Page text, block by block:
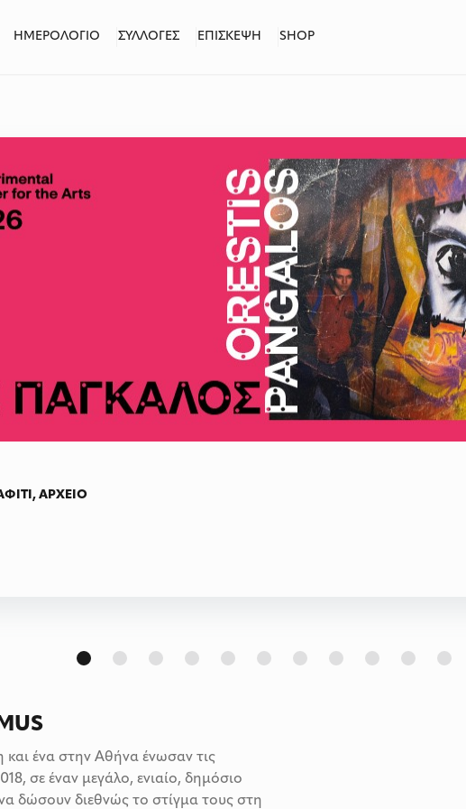
ΗΜΕΡΟΛΟΓΙΟ ΣΥΛΛΟΓΕΣ ΕΠΙΣΚΕΨΗ SHOP
ΑΡΧΕΙΟ
και ένα στην Αθήνα ένωσαν τις
σε έναν μεγάλο, ενιαίο, δημόσιο
δώσουν διεθνώς το στίγμα τους στη